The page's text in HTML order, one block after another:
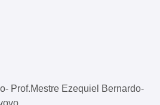
Prof.Mestre Ezequiel Bernardo-